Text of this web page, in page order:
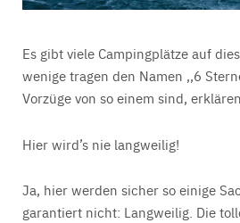
Es gibt viele Campingplätze auf
wenige tragen den Namen ,,6
Vorzüge von so einem sind,
Hier wird’s nie langweilig!
Ja, hier werden sicher so einige
garantiert nicht: Langweilig. Die